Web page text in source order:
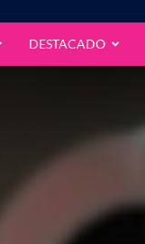
DESTACADO